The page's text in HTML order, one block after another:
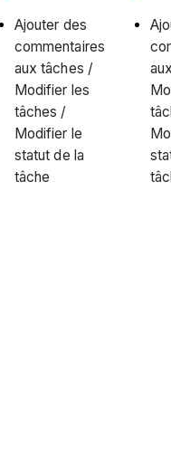
Ajouter des
commentaires
aux tâches /
Modifier les
tâches /
Modifier le
statut de la
tâche